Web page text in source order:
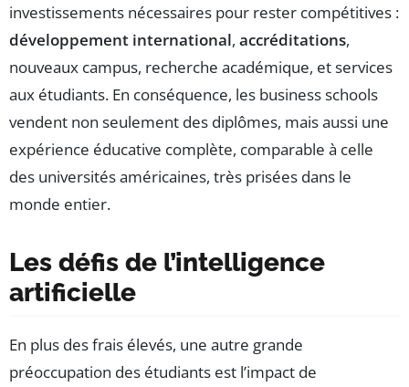
investissements nécessaires pour rester compétitives :
développement international, accréditations,
nouveaux campus, recherche académique, et services
aux étudiants. En conséquence, les business schools
vendent non seulement des diplômes, mais aussi une
expérience éducative complète, comparable à celle
des universités américaines, très prisées dans le
monde entier.
Les défis de l’intelligence
artificielle
En plus des frais élevés, une autre grande
préoccupation des étudiants est l’impact de